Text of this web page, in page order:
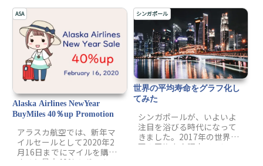
までに要した時間など、こ
んな情報があったらいい
な、という情報をまとめま
した。行政書士代行も必要
なし、自分で申請も可能で
す。最後までご一読くださ
い。
です。お得に購入すること
ができますので、是非ご利
用ください。
ASA
Alaska Airlines NewYear
BuyMiles 40％up Promotion
アラスカ航空では、新年マ
イルセールとして2020年2
月16日までにマイルを購入
すると最大40％のボーナス
シンガポール
世界の平均寿命をグラフ化し
てみた
シンガポールが、いよいよ
注目を浴びる時代になって
きました。2017年の世界各
国の平均寿命調査で、シン